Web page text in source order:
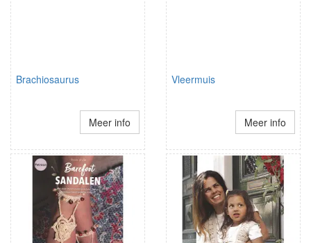
Brachiosaurus
Meer info
Vleermuis
Meer info